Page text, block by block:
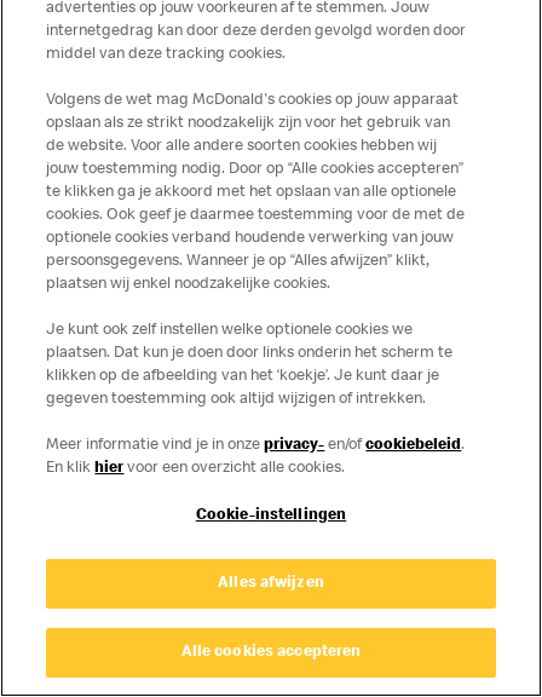
Disclaimer
Privacy Cookies
© Copyright © 2026 McDonald's Nederland.
advertenties op jouw voorkeuren af te stemmen. Jouw
internetgedrag kan door deze derden gevolgd worden door
middel van deze tracking cookies.
Volgens de wet mag McDonald's cookies op jouw apparaat
opslaan als ze strikt noodzakelijk zijn voor het gebruik van
de website. Voor alle andere soorten cookies hebben wij
jouw toestemming nodig. Door op “Alle cookies accepteren”
te klikken ga je akkoord met het opslaan van alle optionele
cookies. Ook geef je daarmee toestemming voor de met de
optionele cookies verband houdende verwerking van jouw
persoonsgegevens. Wanneer je op “Alles afwijzen” klikt,
plaatsen wij enkel noodzakelijke cookies.
Je kunt ook zelf instellen welke optionele cookies we
plaatsen. Dat kun je doen door links onderin het scherm te
klikken op de afbeelding van het ‘koekje’. Je kunt daar je
gegeven toestemming ook altijd wijzigen of intrekken.
Meer informatie vind je in onzeprivacy- en/ofcookiebeleid.
En klikhier voor een overzicht alle cookies.
Cookie-instellingen
Alles afwijzen
Alle cookies accepteren